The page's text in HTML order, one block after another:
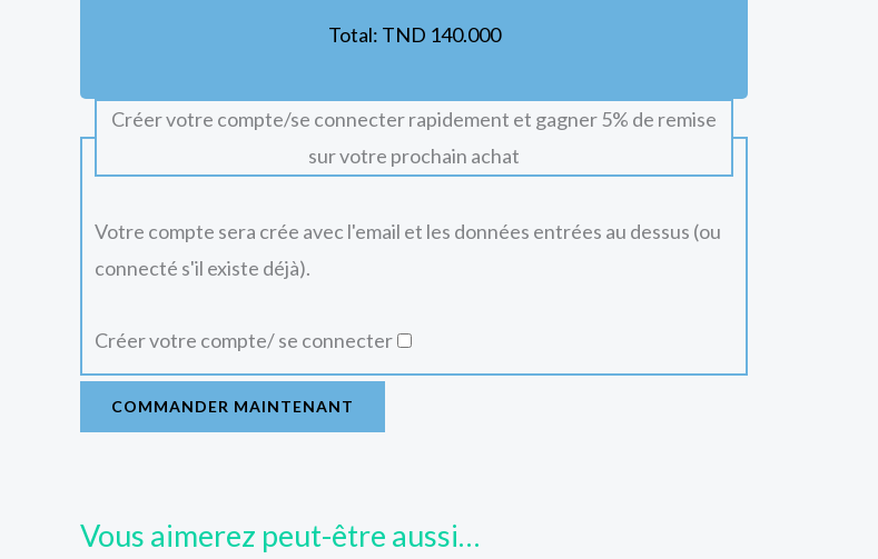
Total: TND 140.000
Créer votre compte/se connecter rapidement et gagner 5% de remise
sur votre prochain achat
Votre compte sera crée avec l'email et les données entrées au dessus (ou
connecté s'il existe déjà).
Créer votre compte/ se connecter
COMMANDER MAINTENANT
Vous aimerez peut-être aussi…